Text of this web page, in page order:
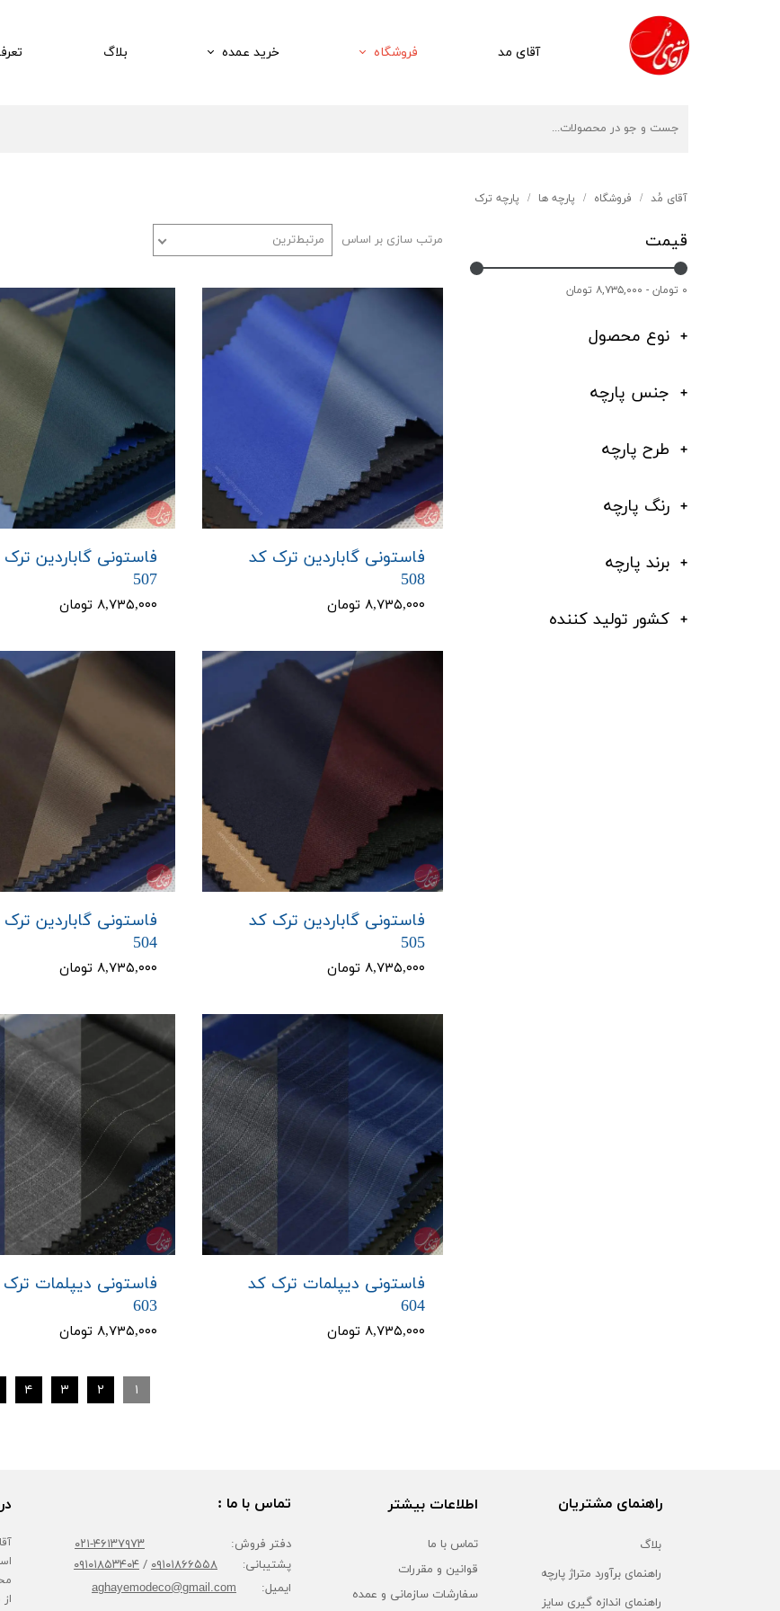
آقای مد فروشگاه خرید عمده بلاگ
آقای مُد فروشگاه پارچه ها پارچه ترک
قیمت
۰ تومان - ۸,۷۳۵,۰۰۰ تومان
برند پارچه
کشور تولید کننده
رنگ پارچه
طرح پارچه
جنس پارچه
نوع محصول
مرتب سازی بر اساس مرتبط‌ترین
فاستونی گاباردین ترک کد
508
۸,۷۳۵,۰۰۰ تومان
فاستونی گاباردین
507
۸,۷۳۵,۰۰۰ تومان
فاستونی گاباردین ترک کد
505
۸,۷۳۵,۰۰۰ تومان
فاستونی گاباردین
504
۸,۷۳۵,۰۰۰ تومان
فاستونی دیپلمات ترک کد
604
۸,۷۳۵,۰۰۰ تومان
فاستونی دیپلمات
603
۸,۷۳۵,۰۰۰ تومان
۱ ۲ ۳ ۴
راهنمای مشتریان
بلاگ
راهنمای برآورد متراژ پارچه
راهنمای اندازه گیری سایز
اطلاعات بیشتر
تماس با ما
قوانین و مقررات
سفارشات سازمانی و عمده
تماس با ما :
دفتر فروش: ۴۶۱۳۷۹۷۳-۰۲۱
پشتیبانی: ۰۹۱۰۱۸۶۶۵۵۸/۰۹۱۰۱۸۵۳۴۰۴
ایمیل: aghayemodeco@gmail.com